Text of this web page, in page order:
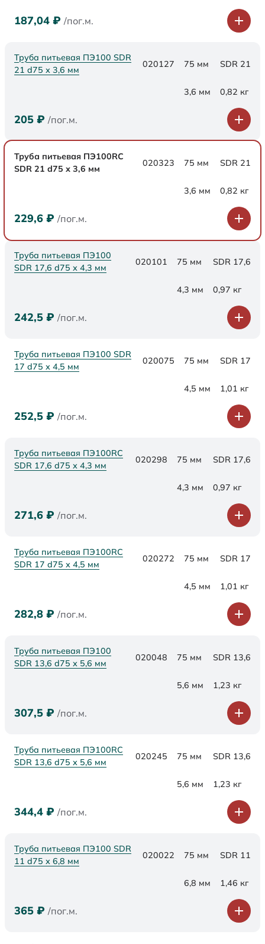
187,04 ₽ /пог.м.
Труба питьевая ПЭ100 SDR
21 d75 х 3,6 мм
020127 75 мм SDR 21
3,6 мм 0,82 кг
205 ₽ /пог.м.
Труба питьевая ПЭ100RC
SDR 21 d75 х 3,6 мм
020323 75 мм SDR 21
3,6 мм 0,82 кг
229,6 ₽ /пог.м.
Труба питьевая ПЭ100
SDR 17,6 d75 х 4,3 мм
020101 75 мм SDR 17,6
4,3 мм 0,97 кг
242,5 ₽ /пог.м.
Труба питьевая ПЭ100 SDR
17 d75 х 4,5 мм
020075 75 мм SDR 17
4,5 мм 1,01 кг
252,5 ₽ /пог.м.
Труба питьевая ПЭ100RC
SDR 17,6 d75 х 4,3 мм
020298 75 мм SDR 17,6
4,3 мм 0,97 кг
271,6 ₽ /пог.м.
Труба питьевая ПЭ100RC
SDR 17 d75 х 4,5 мм
020272 75 мм SDR 17
4,5 мм 1,01 кг
282,8 ₽ /пог.м.
Труба питьевая ПЭ100
SDR 13,6 d75 х 5,6 мм
020048 75 мм SDR 13,6
5,6 мм 1,23 кг
307,5 ₽ /пог.м.
Труба питьевая ПЭ100RC
SDR 13,6 d75 х 5,6 мм
020245 75 мм SDR 13,6
5,6 мм 1,23 кг
344,4 ₽ /пог.м.
Труба питьевая ПЭ100 SDR
11 d75 х 6,8 мм
020022 75 мм SDR 11
6,8 мм 1,46 кг
365 ₽ /пог.м.